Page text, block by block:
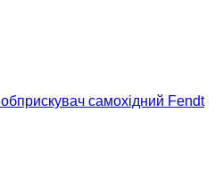
обприскувач самохідний Fendt